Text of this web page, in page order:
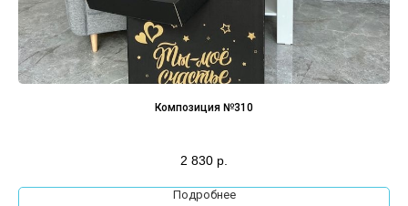
Композиция №310
2 830 р.
Подробнее